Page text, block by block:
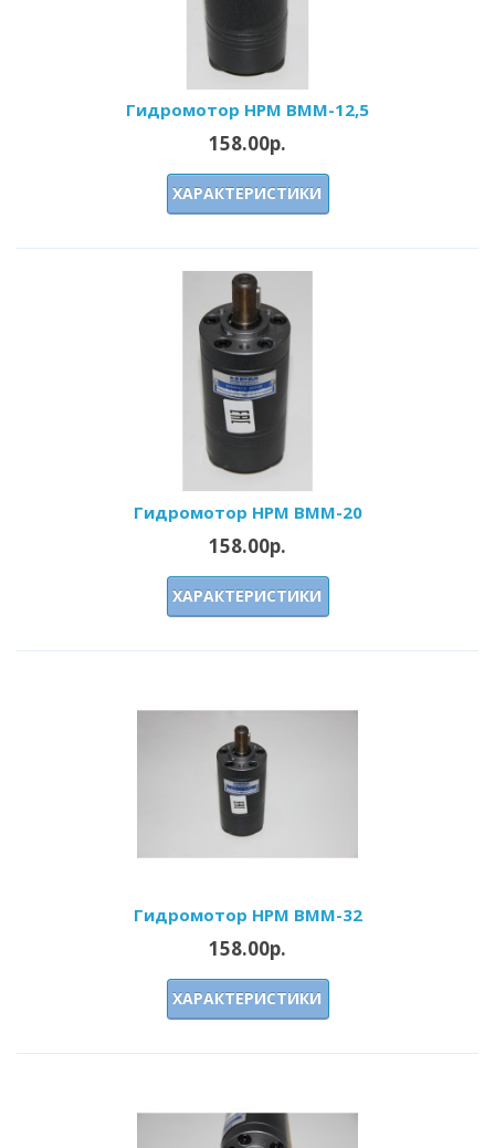
Гидромотор HPM BMM-12,5
158.00р.
ХАРАКТЕРИСТИКИ
Гидромотор HPM BMM-20
158.00р.
ХАРАКТЕРИСТИКИ
Гидромотор HPM BMM-32
158.00р.
ХАРАКТЕРИСТИКИ